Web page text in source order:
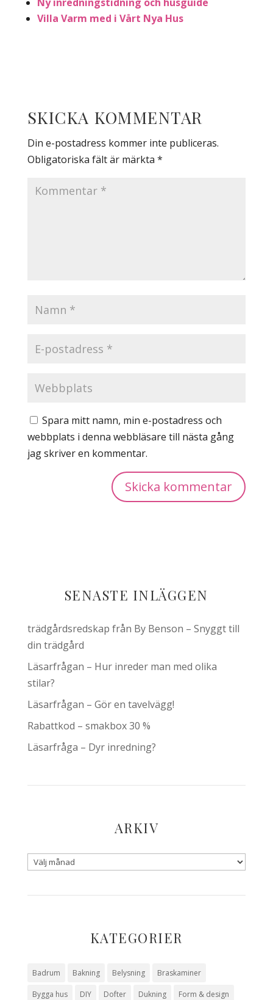
Villa Varm med i Vårt Nya Hus
SKICKA KOMMENTAR
Din e-postadress kommer inte publiceras.
Obligatoriska fält är märkta *
Spara mitt namn, min e-postadress och
webbplats i denna webbläsare till nästa gång
jag skriver en kommentar.
SENASTE INLÄGGEN
trädgårdsredskap från By Benson – Snyggt till
din trädgård
Läsarfrågan – Hur inreder man med olika
stilar?
Läsarfrågan – Gör en tavelvägg!
Rabattkod – smakbox 30 %
Läsarfråga – Dyr inredning?
ARKIV
KATEGORIER
Badrum Bakning Belysning Braskaminer
Bygga hus DIY Dofter Dukning Form & design